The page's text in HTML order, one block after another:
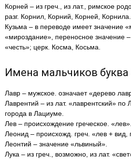
Корней – из греч., из лат., римское
разг. Корнил, Корний, Корней, Корнила.
Кузьма – в переводе имеет значение
«мироздание», переносное значение
«честь»; церк. Косма, Косьма.
Имена мальчиков буква
Лавр – мужское. означает «дерево
Лаврентий – из лат. «лаврентский» по
города в Лациуме.
Лев – происхождение греческое. «лев».
Леонид – происхожд. греч. «лев + вид,
Леонтий – значение «львиный».
Лука – из греч., возможно, из лат.